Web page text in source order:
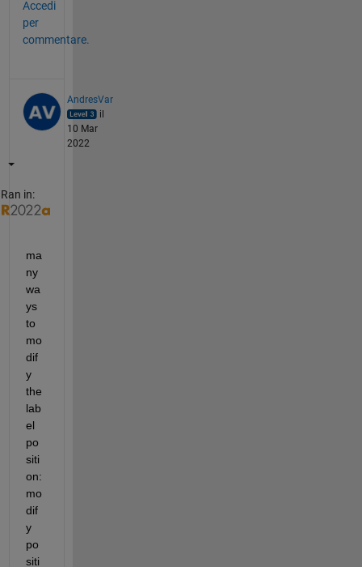
Accedi
per
commentare.
AndresVar
il
10 Mar
2022
Ran in:
ma
ny
wa
ys
to
mo
dif
y
the
lab
el
po
siti
on:
mo
dif
y
po
siti